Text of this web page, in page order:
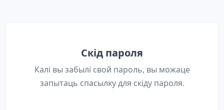
Скід пароля
Калі вы забылі свой пароль, вы можаце
запытаць спасылку для скіду пароля.